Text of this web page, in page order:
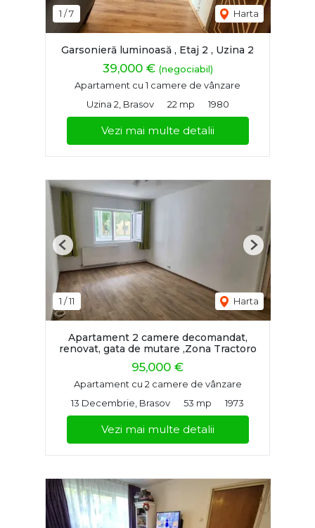
1 /7 Harta
Garsonieră luminoasă , Etaj 2 , Uzina 2
39,000 € (negociabil)
Apartament cu 1 camere de vânzare
Uzina 2, Brasov
22 mp 1980
Vezi mai multe detalii
1 /11 Harta
Previous Next
Apartament 2 camere decomandat,
renovat, gata de mutare ,Zona Tractoro
95,000 €
Apartament cu 2 camere de vânzare
13 Decembrie, Brasov
53 mp 1973
Vezi mai multe detalii